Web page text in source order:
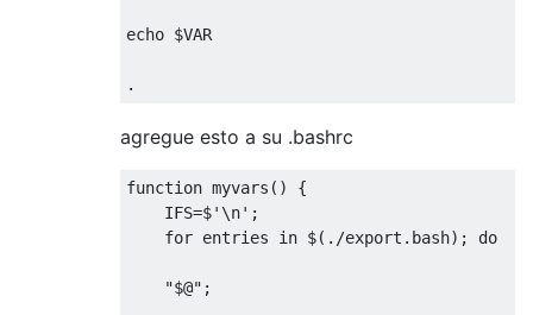
echo $VAR
.
agregue esto a su .bashrc
function myvars ()
{
    IFS
=$'\n' ;
for entries in $(./export . bash); do
"$@" ;